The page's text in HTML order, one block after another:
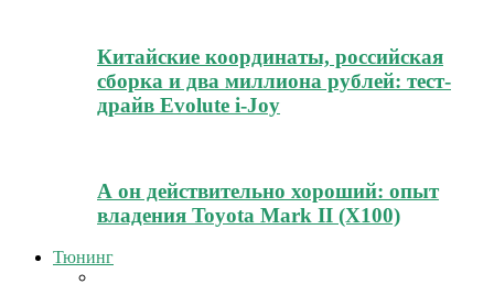
Китайские координаты, российская
сборка и два миллиона рублей: тест-
драйв Evolute i-Joy
А он действительно хороший: опыт
владения Toyota Mark II (Х100)
Тюнинг